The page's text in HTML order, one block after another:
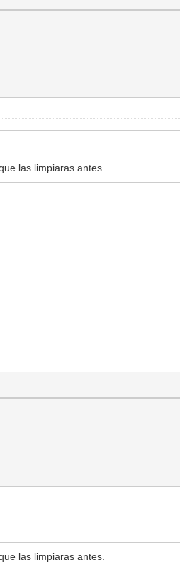
las limpiaras antes.
las limpiaras antes.